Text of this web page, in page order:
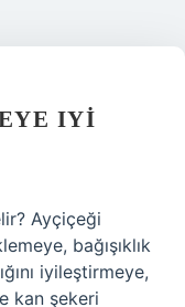
IYI
Ayçiçeği
bağışıklık
iyileştirmeye,
kan şekeri